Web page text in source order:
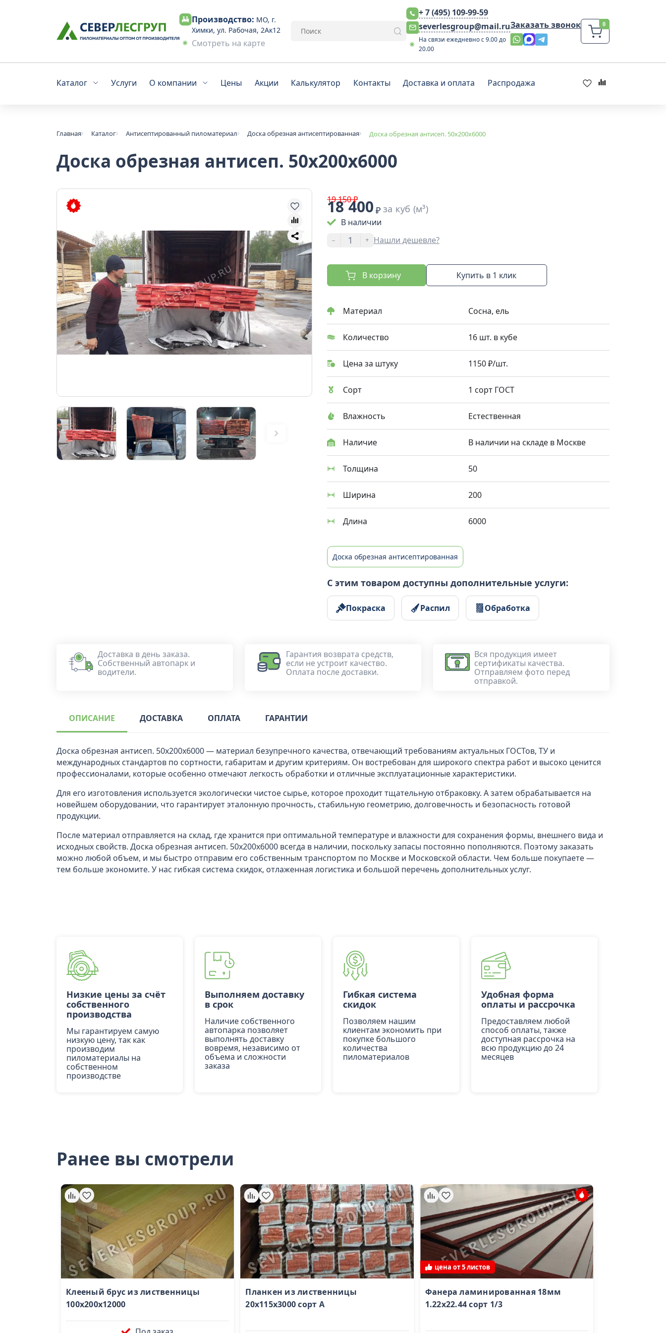
Производство: МО, г.
Химки, ул. Рабочая, 2Ак12
Смотреть на карте
+ 7 (495) 109-99-59
severlesgroup@mail.ru
На связи ежедневно с 9.00 до
20.00
Заказать звонок
Каталог Услуги О компании Цены Акции Калькулятор Контакты Доставка и оплата Распродажа
Главная Каталог Антисептированный пиломатериал Доска обрезная антисептированная Доска обрезная антисеп. 50х200х6000
Доска обрезная антисеп. 50х200х6000
19 150 ₽
18 400 ₽за куб (м³)
В наличии
-
+ Нашли дешевле?
В корзину Купить в 1 клик
Материал Сосна, ель
Количество 16 шт. в кубе
Цена за штуку 1150 ₽/шт.
Сорт 1 сорт ГОСТ
Влажность Естественная
Наличие В наличии на складе в Москве
Толщина 50
Ширина 200
Длина 6000
Доска обрезная антисептированная
С этим товаром доступны дополнительные услуги:
Покраска Распил Обработка
Доставка в день заказа.
Собственный автопарк и
водители.
Гарантия возврата средств,
если не устроит качество.
Оплата после доставки.
Вся продукция имеет
сертификаты качества.
Отправляем фото перед
отправкой.
ОПИСАНИЕ ДОСТАВКА ОПЛАТА ГАРАНТИИ
Доска обрезная антисеп. 50х200х6000 — материал безупречного качества, отвечающий требованиям актуальных ГОСТов, ТУ и
международных стандартов по сортности, габаритам и другим критериям. Он востребован для широкого спектра работ и высоко ценится
профессионалами, которые особенно отмечают легкость обработки и отличные эксплуатационные характеристики.
Для его изготовления используется экологически чистое сырье, которое проходит тщательную отбраковку. А затем обрабатывается на
новейшем оборудовании, что гарантирует эталонную прочность, стабильную геометрию, долговечность и безопасность готовой
продукции.
После материал отправляется на склад, где хранится при оптимальной температуре и влажности для сохранения формы, внешнего вида и
исходных свойств. Доска обрезная антисеп. 50х200х6000 всегда в наличии, поскольку запасы постоянно пополняются. Поэтому заказать
можно любой объем, и мы быстро отправим его собственным транспортом по Москве и Московской области. Чем больше покупаете —
тем больше экономите. У нас гибкая система скидок, отлаженная логистика и большой перечень дополнительных услуг.
Низкие цены за счёт
собственного
производства
Мы гарантируем самую
низкую цену, так как
производим
пиломатериалы на
собственном
производстве
Выполняем доставку
в срок
Наличие собственного
автопарка позволяет
выполнять доставку
вовремя, независимо от
объема и сложности
заказа
Гибкая система
скидок
Позволяем нашим
клиентам экономить при
покупке большого
количества
пиломатериалов
Удобная форма
оплаты и рассрочка
Предоставляем любой
способ оплаты, также
доступная рассрочка на
всю продукцию до 24
месяцев
Ранее вы смотрели
Клееный брус из лиственницы
100x200x12000
Планкен из лиственницы
20x115х3000 сорт А
цена от 5 листов
Фанера ламинированная 18мм
1.22x22.44 сорт 1/3